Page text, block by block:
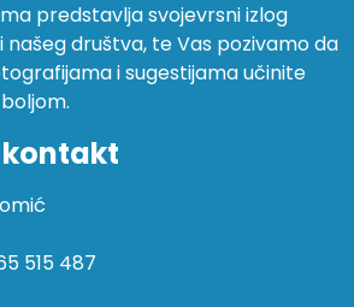
predstavlja svojevrsni izlog
našeg društva, te Vas pozivamo da
i sugestijama učinite
515 487